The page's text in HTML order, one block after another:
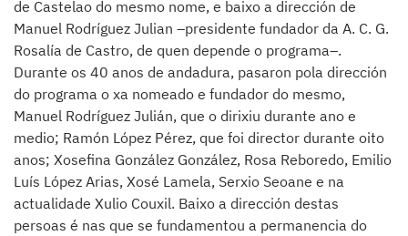
de Castelao do mesmo nome, e baixo a dirección de
Manuel Rodríguez Julian –presidente fundador da A. C. G.
Rosalía de Castro, de quen depende o programa–.
Durante os 40 anos de andadura, pasaron pola dirección
do programa o xa nomeado e fundador do mesmo,
Manuel Rodríguez Julián, que o dirixiu durante ano e
medio; Ramón López Pérez, que foi director durante oito
anos; Xosefina González González, Rosa Reboredo, Emilio
Luís López Arias, Xosé Lamela, Serxio Seoane e na
actualidade Xulio Couxil. Baixo a dirección destas
persoas é nas que se fundamentou a permanencia do